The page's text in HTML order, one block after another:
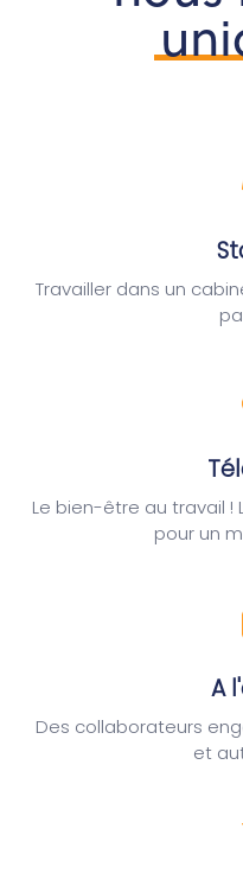
Travailler dans un
Le bien-être au travail
pour un
A
Des collaborateurs
et